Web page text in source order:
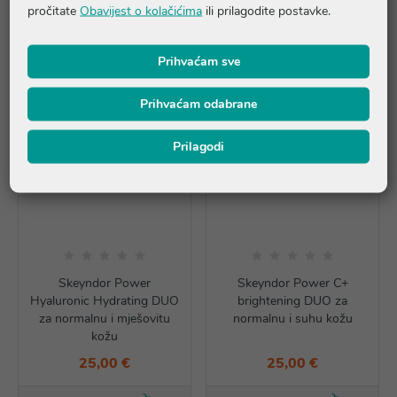
Dodaj u košaricu Dodaj u košaricu
Skeyndor Power
Hyaluronic Hydrating DUO
za normalnu i mješovitu
kožu
25,00 €
Skeyndor Power C+
brightening DUO za
normalnu i suhu kožu
25,00 €
pročitate Obavijest o kolačićima ili prilagodite postavke.
Prihvaćam sve
Prihvaćam odabrane
Prilagodi